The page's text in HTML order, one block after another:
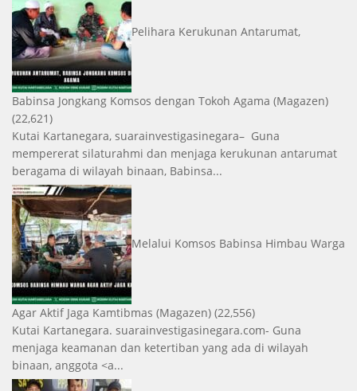
Pelihara Kerukunan Antarumat,
Babinsa Jongkang Komsos dengan Tokoh Agama (Magazen)
(22,621)
Kutai Kartanegara, suarainvestigasinegara– Guna
mempererat silaturahmi dan menjaga kerukunan antarumat
beragama di wilayah binaan, Babinsa...
Melalui Komsos Babinsa Himbau Warga
Agar Aktif Jaga Kamtibmas (Magazen) (22,556)
Kutai Kartanegara. suarainvestigasinegara.com- Guna
menjaga keamanan dan ketertiban yang ada di wilayah
binaan, anggota <a...